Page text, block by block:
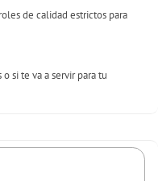
de calidad estrictos para
si te va a servir para tu